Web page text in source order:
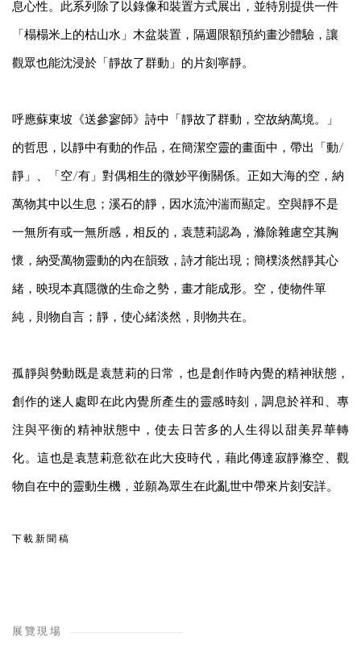
息心性。此系列除了以錄像和裝置方式展出，並特別提供一件
「榻榻米上的枯山水」木盆裝置，隔週限額預約畫沙體驗，讓
觀眾也能沈浸於「靜故了群動」的片刻寧靜。
呼應蘇東坡《送參寥師》詩中「靜故了群動，空故納萬境。」
的哲思，以靜中有動的作品，在簡潔空靈的畫面中，帶出「動/
靜」、「空/有」對偶相生的微妙平衡關係。正如大海的空，納
萬物其中以生息；溪石的靜，因水流沖湍而顯定。空與靜不是
一無所有或一無所感，相反的，袁慧莉認為，滌除雜慮空其胸
懷，納受萬物靈動的內在韻致，詩才能出現；簡樸淡然靜其心
緒，映現本真隱微的生命之勢，畫才能成形。空，使物件單
純，則物自言；靜，使心緒淡然，則物共在。
孤靜與勢動既是袁慧莉的日常，也是創作時內覺的精神狀態，
創作的迷人處即在此內覺所產生的靈感時刻，調息於祥和、專
注與平衡的精神狀態中，使去日苦多的人生得以甜美昇華轉
化。這也是袁慧莉意欲在此大疫時代，藉此傳達寂靜滌空、觀
物自在中的靈動生機，並願為眾生在此亂世中帶來片刻安詳。
下載新聞稿
展覽現場